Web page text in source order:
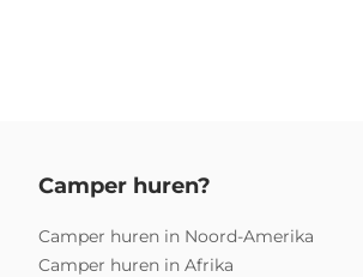
Camper huren?
Camper huren in Noord-Amerika
Camper huren in Afrika